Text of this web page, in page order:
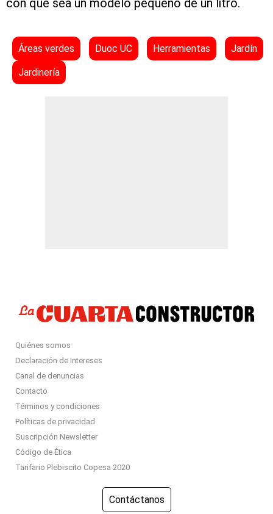
con que sea un modelo pequeño de un litro.
Áreas verdes Duoc UC Herramientas Jardín
Jardinería
Quiénes somos
Declaración de Intereses
Canal de denuncias
Contacto
Términos y condiciones
Políticas de privacidad
Suscripción Newsletter
Código de Ética
Tarifario Plebiscito Copesa 2020
Contáctanos